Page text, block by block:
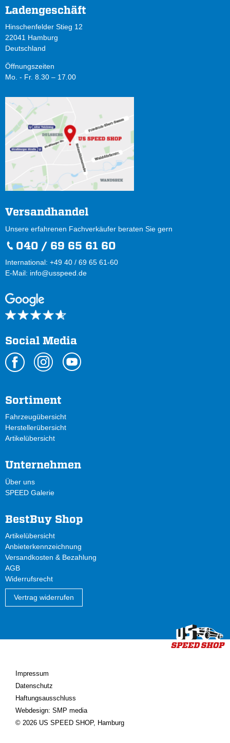
Ladengeschäft
Hinschenfelder Stieg 12
22041 Hamburg
Deutschland
Öffnungszeiten
Mo. - Fr. 8.30 – 17.00
Versandhandel
Unsere erfahrenen Fachverkäufer beraten Sie gern
040 / 69 65 61 60
International: +49 40 / 69 65 61-60
E-Mail: info@usspeed.de
Social Media
Sortiment
Fahrzeugübersicht
Herstellerübersicht
Artikelübersicht
Unternehmen
Über uns
SPEED Galerie
BestBuy Shop
Artikelübersicht
Anbieterkennzeichnung
Versandkosten & Bezahlung
AGB
Widerrufsrecht
Vertrag widerrufen
Impressum
Datenschutz
Haftungsausschluss
Webdesign: SMP media
© 2026 US SPEED SHOP, Hamburg